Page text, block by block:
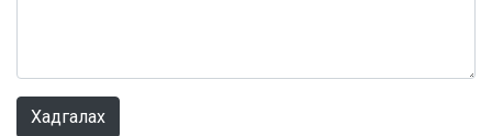
Хадгалах